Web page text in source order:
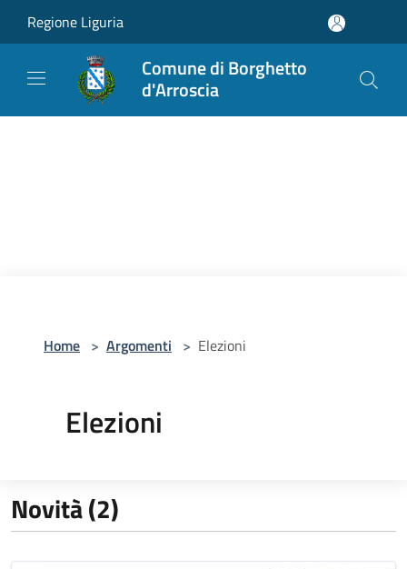
Regione Liguria
Comune di Borghetto
d'Arroscia
Home > Argomenti > Elezioni
Elezioni
Novità (2)